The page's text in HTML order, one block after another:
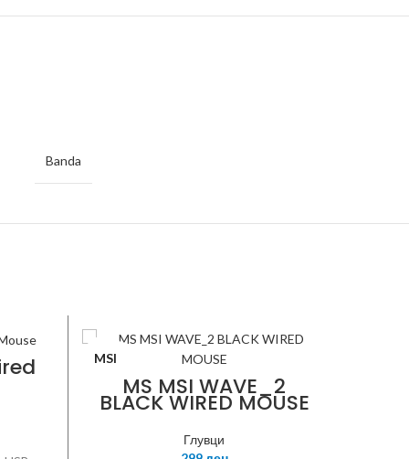
Banda
MSI
MS MSI WAVE_2
BLACK WIRED MOUSE
Глувци